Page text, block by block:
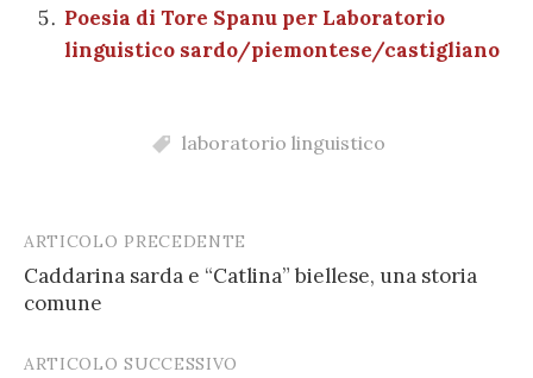
Poesia di Tore Spanu per Laboratorio
linguistico sardo/piemontese/castigliano
laboratorio linguistico
Post
navigation
ARTICOLO PRECEDENTE
Caddarina sarda e “Catlina” biellese, una storia
comune
ARTICOLO SUCCESSIVO